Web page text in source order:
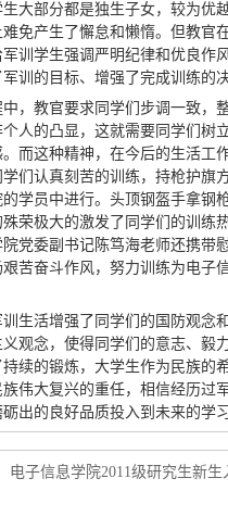
生大部分都是独生子女，较为优
免产生了懈怠和懒惰。但教官
训学生强调严明纪律和优良作
训的目标、增强了完成训练的决
，教官要求同学们步调一致，
人的凸显，这就需要同学们树
而这种精神，在今后的生活工
们认真刻苦的训练，持枪护旗
学员中进行。头顶钢盔手拿钢
荣极大的激发了同学们的训练
党委副书记陈笃海老师还携带
苦奋斗作风，努力训练为电子
训生活增强了同学们的国防观念
观念，使得同学们的意志、毅
续的锻炼，大学生作为民族的
伟大复兴的重任，相信经历过
出的良好品质投入到未来的学
电子信息学院2011级研究生新